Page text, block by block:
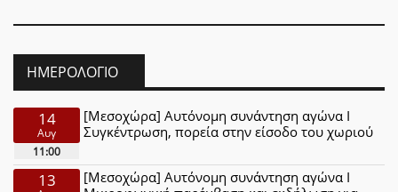
ΗΜΕΡΟΛΌΓΙΟ
14
Αυγ
11:00
[Μεσοχώρα] Αυτόνομη συνάντηση αγώνα Ι
Συγκέντρωση, πορεία στην είσοδο του χωριού
13
[Μεσοχώρα] Αυτόνομη συνάντηση αγώνα Ι